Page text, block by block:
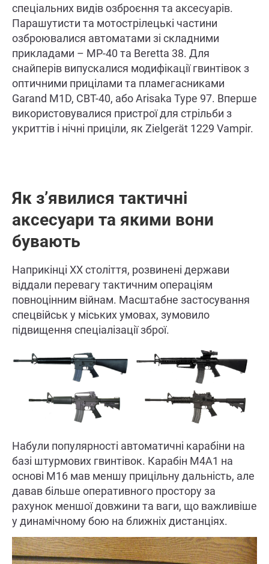
спеціальних видів озброєння та аксесуарів.
Парашутисти та мотострілецькі частини
озброювалися автоматами зі складними
прикладами – MP-40 та Beretta 38. Для
снайперів випускалися модифікації гвинтівок з
оптичними прицілами та пламегасниками
Garand M1D, СВТ-40, або Arisaka Type 97. Вперше
використовувалися пристрої для стрільби з
укриттів і нічні приціли, як Zielgerät 1229 Vampir.
Як з’явилися тактичні
аксесуари та якими вони
бувають
Наприкінці XX століття, розвинені держави
віддали перевагу тактичним операціям
повноцінним війнам. Масштабне застосування
спецвійськ у міських умовах, зумовило
підвищення спеціалізації зброї.
Набули популярності автоматичні карабіни на
базі штурмових гвинтівок. Карабін M4A1 на
основі M16 мав меншу прицільну дальність, але
давав більше оперативного простору за
рахунок меншої довжини та ваги, що важливіше
у динамічному бою на ближніх дистанціях.